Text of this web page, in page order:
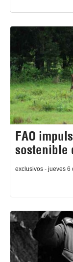
FAO
sostenible
exclusivos - jueves 6